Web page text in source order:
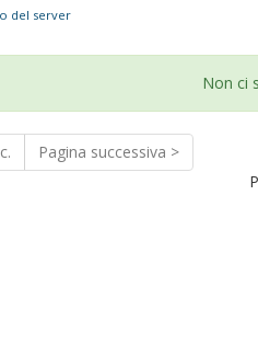
del server
Non ci
Pagina successiva >